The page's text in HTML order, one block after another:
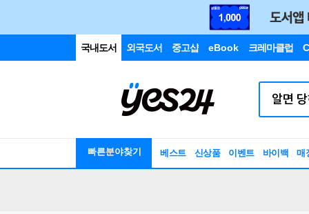
국내도서 외국도서 중고샵 eBook 크레마클럽
빠른분야찾기 베스트 신상품 이벤트 바이백 매